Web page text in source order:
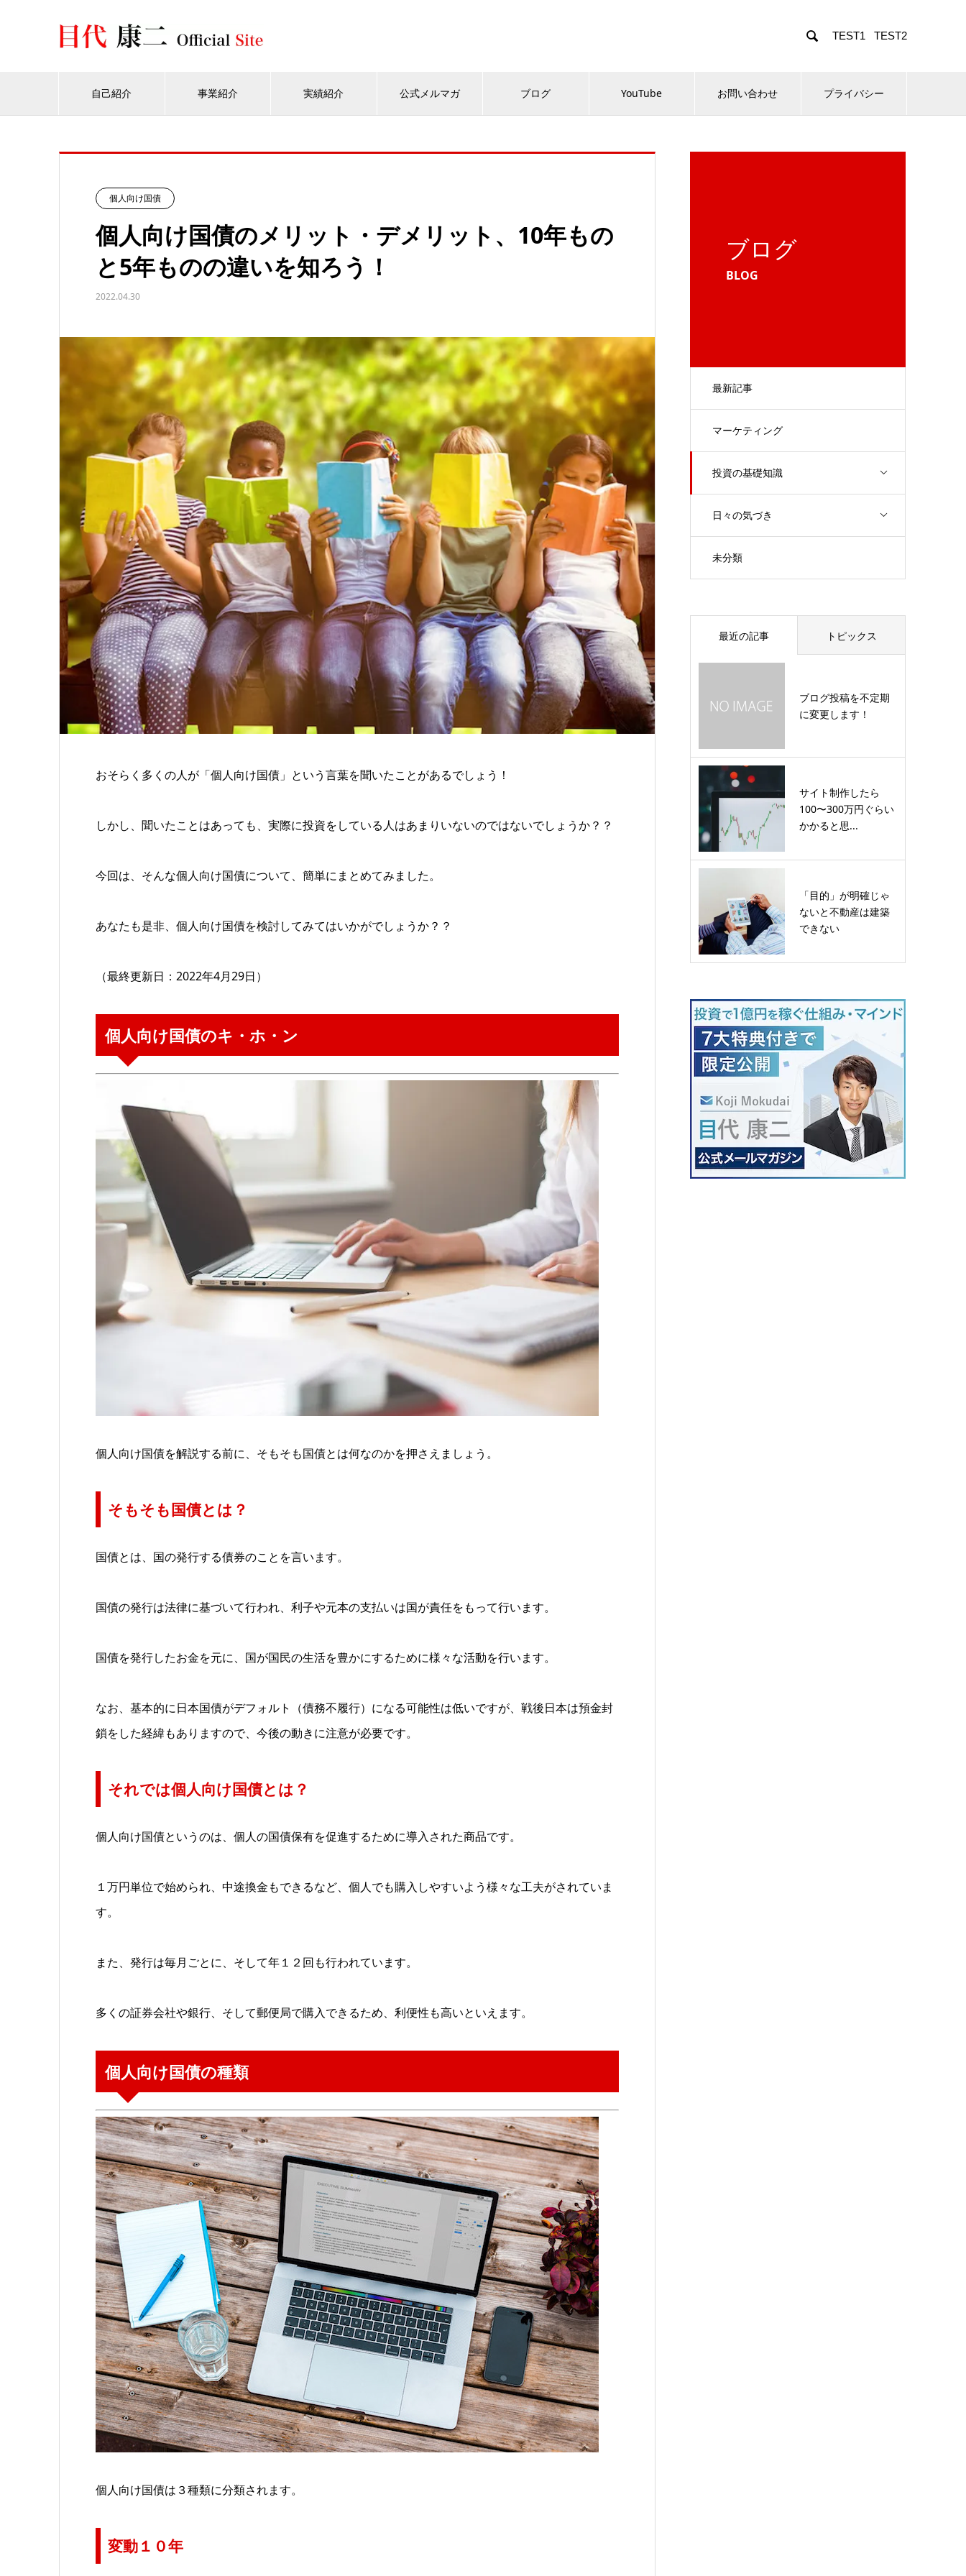
 TEST1 TEST2
自己紹介 事業紹介 実績紹介 公式メルマガ ブログ YouTube お問い合わせ プライバシー
ブログ
BLOG
最新記事
マーケティング
投資の基礎知識
日々の気づき
未分類
個人向け国債
個人向け国債のメリット・デメリット、10年もの
と5年ものの違いを知ろう！
2022.04.30
おそらく多くの人が「個人向け国債」という言葉を聞いたことがあるでしょう！
しかし、聞いたことはあっても、実際に投資をしている人はあまりいないのではないでしょうか？？
今回は、そんな個人向け国債について、簡単にまとめてみました。
あなたも是非、個人向け国債を検討してみてはいかがでしょうか？？
（最終更新日：2022年4月29日）
個人向け国債のキ・ホ・ン
個人向け国債を解説する前に、そもそも国債とは何なのかを押さえましょう。
そもそも国債とは？
国債とは、国の発行する債券のことを言います。
国債の発行は法律に基づいて行われ、利子や元本の支払いは国が責任をもって行います。
国債を発行したお金を元に、国が国民の生活を豊かにするために様々な活動を行います。
なお、基本的に日本国債がデフォルト（債務不履行）になる可能性は低いですが、戦後日本は預金封
鎖をした経緯もありますので、今後の動きに注意が必要です。
それでは個人向け国債とは？
個人向け国債というのは、個人の国債保有を促進するために導入された商品です。
１万円単位で始められ、中途換金もできるなど、個人でも購入しやすいよう様々な工夫がされていま
す。
また、発行は毎月ごとに、そして年１２回も行われています。
多くの証券会社や銀行、そして郵便局で購入できるため、利便性も高いといえます。
個人向け国債の種類
個人向け国債は３種類に分類されます。
変動１０年
最近の記事 トピックス
ブログ投稿を不定期
に変更します！
サイト制作したら
100〜300万円ぐらい
かかると思...
「目的」が明確じゃ
ないと不動産は建築
できない